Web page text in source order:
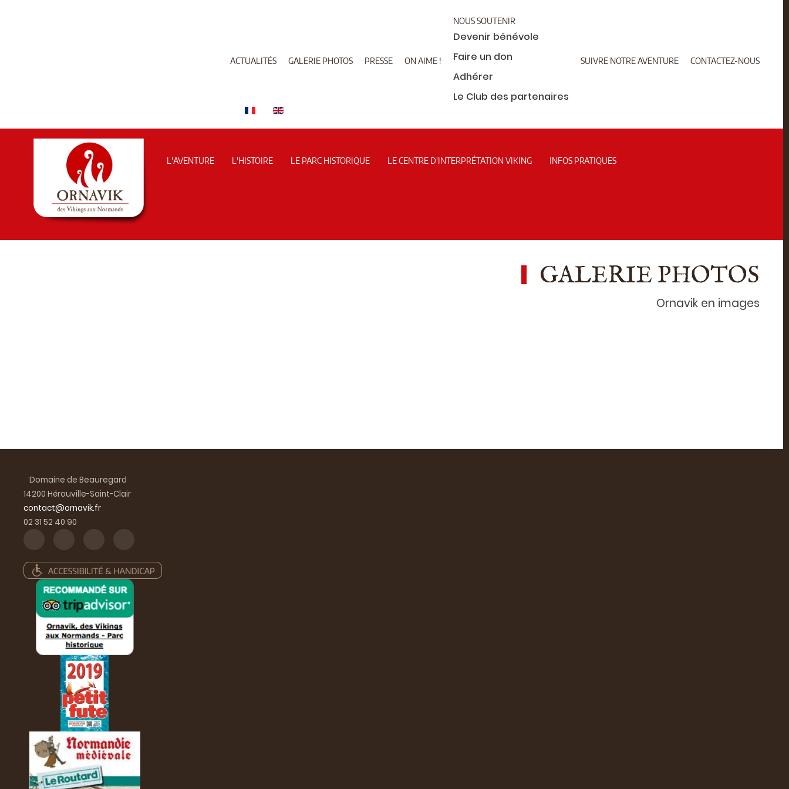
ACTUALITÉS GALERIE PHOTOS PRESSE ON AIME !
NOUS SOUTENIR
Devenir bénévole
Faire un don
Adhérer
Le Club des partenaires
SUIVRE NOTRE AVENTURE CONTACTEZ-NOUS
L'AVENTURE L'HISTOIRE LE PARC HISTORIQUE LE CENTRE D'INTERPRÉTATION VIKING INFOS PRATIQUES
GALERIE PHOTOS
Ornavik en images
Domaine de Beauregard
14200 Hérouville-Saint-Clair
contact@ornavik.fr
02 31 52 40 90